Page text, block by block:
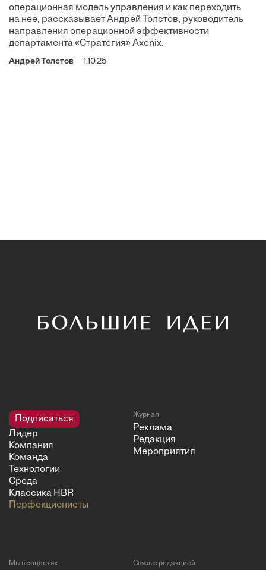
операционная модель управления и как переходить
на нее, рассказывает Андрей Толстов, руководитель
направления операционной эффективности
департамента «Стратегия» Axenix.
Андрей Толстов 1.10.25
Подписаться
Лидер
Компания
Команда
Технологии
Среда
Классика HBR
Перфекционисты
Журнал
Реклама
Редакция
Мероприятия
Мы в соцсетях Связь с редакцией